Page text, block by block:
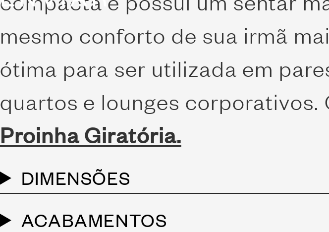
mesmo conforto de sua irmã
ótima para ser utilizada em
quartos e lounges corporativos.
Proinha Giratória.
DIMENSÕES
ACABAMENTOS